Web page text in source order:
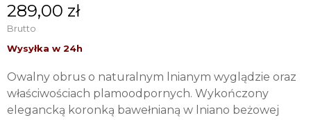
289,00 zł
Brutto
Owalny obrus o naturalnym lnianym wyglądzie oraz
właściwościach plamoodpornych. Wykończony
elegancką koronką bawełnianą w lniano beżowej